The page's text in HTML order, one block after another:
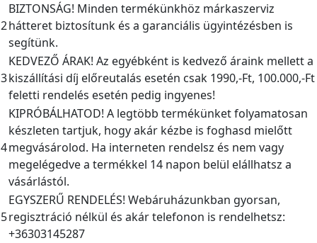
2
BIZTONSÁG! Minden termékünkhöz márkaszerviz
hátteret biztosítunk és a garanciális ügyintézésben is
segítünk.
3
KEDVEZŐ ÁRAK! Az egyébként is kedvező áraink mellett a
kiszállítási díj előreutalás esetén csak 1990,-Ft, 100.000,-Ft
feletti rendelés esetén pedig ingyenes!
4
KIPRÓBÁLHATOD! A legtöbb termékünket folyamatosan
készleten tartjuk, hogy akár kézbe is foghasd mielőtt
megvásárolod. Ha interneten rendelsz és nem vagy
megelégedve a termékkel 14 napon belül elállhatsz a
vásárlástól.
5
EGYSZERŰ RENDELÉS! Webáruházunkban gyorsan,
regisztráció nélkül és akár telefonon is rendelhetsz:
+36303145287